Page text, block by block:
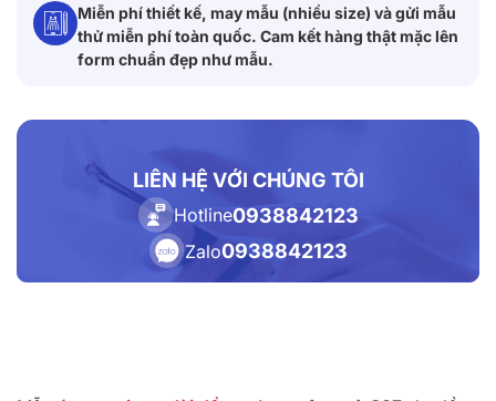
Miễn phí thiết kế, may mẫu (nhiều size) và gửi mẫu
thử miễn phí toàn quốc. Cam kết hàng thật mặc lên
form chuẩn đẹp như mẫu.
LIÊN HỆ VỚI CHÚNG TÔI
Hotline0938842123
Zalo0938842123